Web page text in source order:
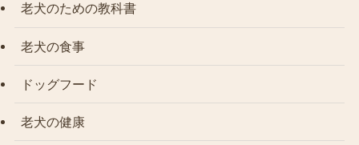
老犬のための教科書
老犬の食事
ドッグフード
老犬の健康